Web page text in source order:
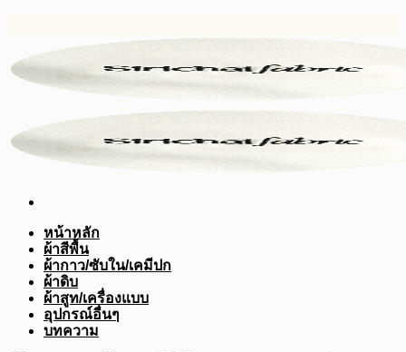
ยัง
หน้าหลัก
ผ้าสีพื้น
ผ้ากาว/ซับใน/เคมีปก
ผ้าดิบ
ผ้าสูท/เครื่องแบบ
อุปกรณ์อื่นๆ
บทความ